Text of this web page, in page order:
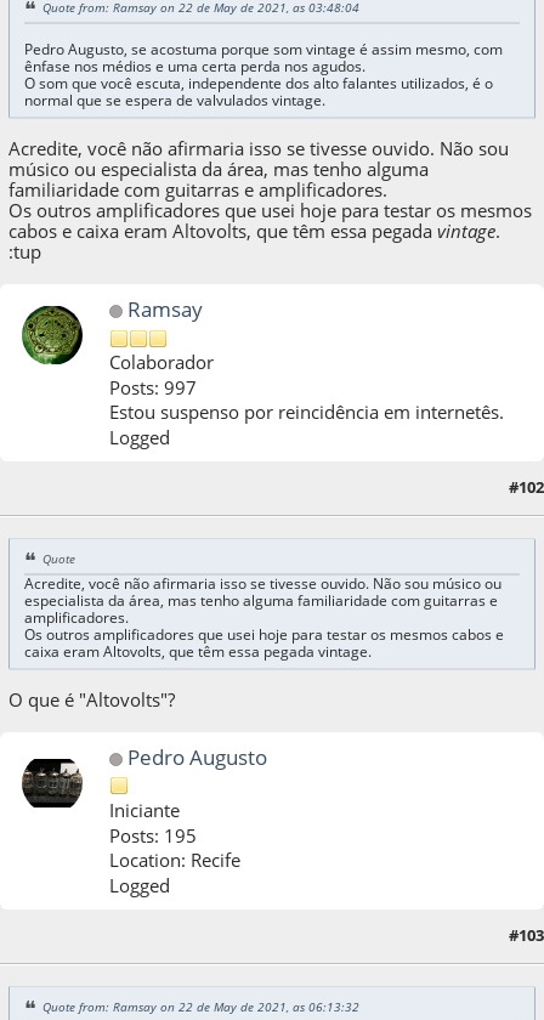
Quote from: Ramsay on 22 de May de 2021, as 03:48:04
Pedro Augusto, se acostuma porque som vintage é assim mesmo, com
ênfase nos médios e uma certa perda nos agudos.
O som que você escuta, independente dos alto falantes utilizados, é o
normal que se espera de valvulados vintage.
Acredite, você não afirmaria isso se tivesse ouvido. Não sou
músico ou especialista da área, mas tenho alguma
familiaridade com guitarras e amplificadores.
Os outros amplificadores que usei hoje para testar os mesmos
cabos e caixa eram Altovolts, que têm essa pegadavintage.
:tup
Ramsay
Colaborador
Posts: 997
Estou suspenso por reincidência em internetês.
Logged
#102
Quote
Acredite, você não afirmaria isso se tivesse ouvido. Não sou músico ou
especialista da área, mas tenho alguma familiaridade com guitarras e
amplificadores.
Os outros amplificadores que usei hoje para testar os mesmos cabos e
caixa eram Altovolts, que têm essa pegada vintage.
O que é "Altovolts"?
Pedro Augusto
Iniciante
Posts: 195
Location: Recife
Logged
#103
Quote from: Ramsay on 22 de May de 2021, as 06:13:32